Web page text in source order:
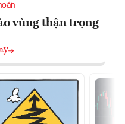
vùng thận trọng